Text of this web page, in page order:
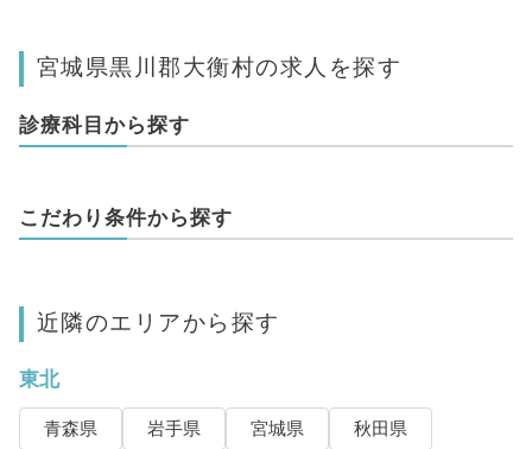
宮城県黒川郡大衡村の求人を探す
診療科目から探す
こだわり条件から探す
近隣のエリアから探す
東北
青森県 岩手県 宮城県
秋田県